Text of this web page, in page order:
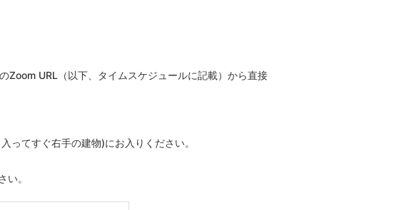
Zoom URL（以下、タイムスケジュールに記載）から直接
ってすぐ右手の建物)にお入りください。
い。